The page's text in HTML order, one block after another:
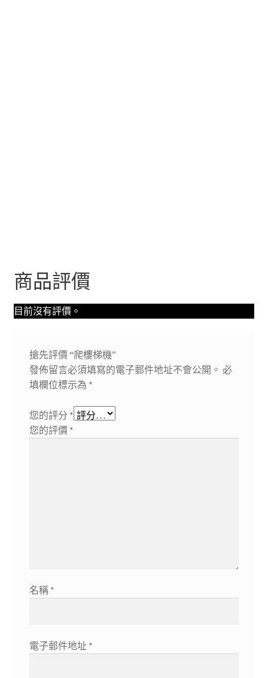
商品評價
目前沒有評價。
搶先評價 “爬樓梯機”
發佈留言必須填寫的電子郵件地址不會公開。 必
填欄位標示為 *
您的評分 *
您的評價 *
名稱 *
電子郵件地址 *